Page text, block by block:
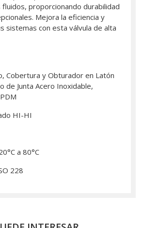
proporcionando durabilidad
Mejora la eficiencia y
sistemas con esta válvula de alta
Cobertura y Obturador en Latón
de Junta Acero Inoxidable,
HI-HI
a 80°C
228